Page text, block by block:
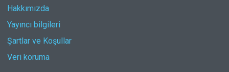
Hakkımızda
Yayıncı bilgileri
Şartlar ve Koşullar
Veri koruma